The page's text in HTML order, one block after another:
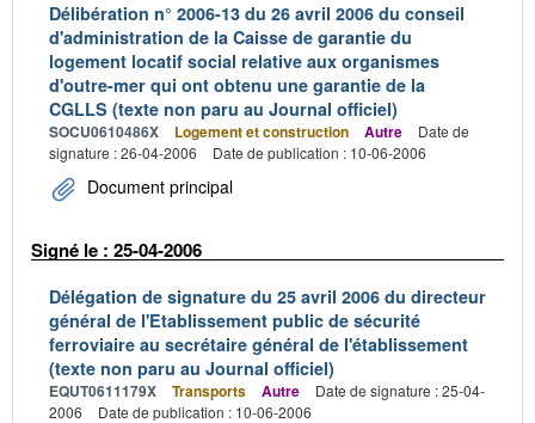
Délibération n° 2006-13 du 26 avril 2006 du conseil
d'administration de la Caisse de garantie du
logement locatif social relative aux organismes
d'outre-mer qui ont obtenu une garantie de la
CGLLS (texte non paru au Journal officiel)
SOCU0610486X Logement et construction Autre
Date de
signature : 26-04-2006
Date de publication : 10-06-2006
Document principal
Signé le : 25-04-2006
Délégation de signature du 25 avril 2006 du directeur
général de l'Etablissement public de sécurité
ferroviaire au secrétaire général de l'établissement
(texte non paru au Journal officiel)
EQUT0611179X Transports Autre
Date de signature : 25-04-
2006
Date de publication : 10-06-2006